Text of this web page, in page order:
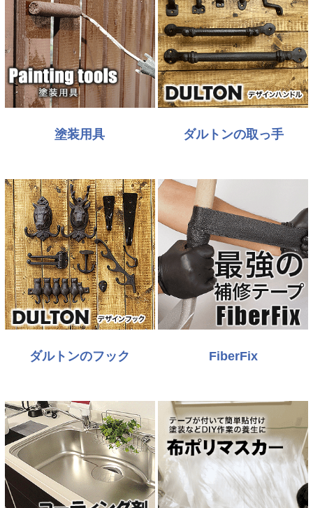
塗装用具 ダルトンの取っ手
ダルトンのフック FiberFix